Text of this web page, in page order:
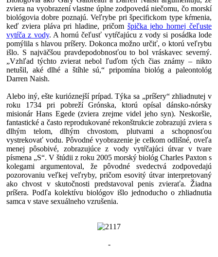
zviera na vyobrazení vlastne úplne zodpovedá niečomu, čo morskí
biológovia dobre poznajú. Veľrybe pri špecifickom type kŕmenia,
keď zviera pláva pri hladine, pričom špička jeho hornej čeľuste
vytŕča z vody. A hornú čeľusť vytŕčajúcu z vody si posádka lode
pomýlila s hlavou príšery. Dokonca možno určiť, o ktorú veľrybu
išlo. S najväčšou pravdepodobnosťou to bol vráskavec severný.
„Vzhľad týchto zvierat nebol ľuďom tých čias známy – nikto
netušil, aké dlhé a štíhle sú,“ pripomína biológ a paleontológ
Darren Naish.
Alebo iný, ešte kurióznejší prípad. Týka sa „príšery“ zhliadnutej v
roku 1734 pri pobreží Grónska, ktorú opísal dánsko-nórsky
misionár Hans Egede (zviera zrejme videl jeho syn). Neskoršie,
fantastické a často reprodukované rekonštrukcie zobrazujú zviera s
dlhým telom, dlhým chvostom, plutvami a schopnosťou
vystrekovať vodu. Pôvodné vyobrazenie je celkom odlišné, oveľa
menej pôsobivé, zobrazujúce z vody vytŕčajúci útvar v tvare
písmena „S“. V štúdii z roku 2005 morský biológ Charles Paxton s
kolegami argumentoval, že pôvodné svedectvá zodpovedajú
pozorovaniu veľkej veľryby, pričom esovitý útvar interpretovaný
ako chvost v skutočnosti predstavoval penis zvieraťa. Žiadna
príšera. Podľa kolektívu biológov išlo jednoducho o zhliadnutia
samca v stave sexuálneho vzrušenia.
-